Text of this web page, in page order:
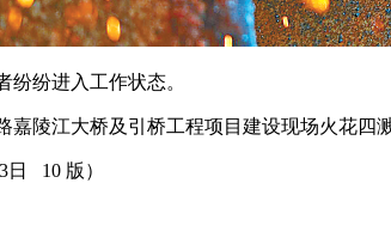
纷进入工作状态。
陵江大桥及引桥工程项目建设现场火花四溅
10 版）